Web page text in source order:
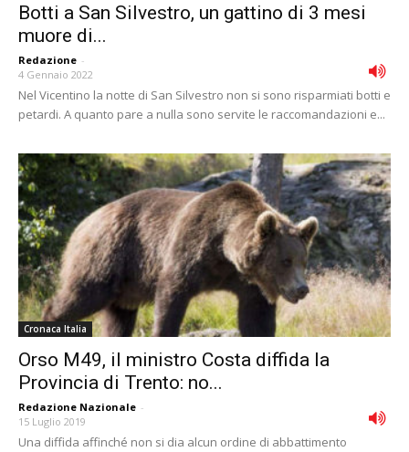
Botti a San Silvestro, un gattino di 3 mesi
muore di...
Redazione -
4 Gennaio 2022
Nel Vicentino la notte di San Silvestro non si sono risparmiati botti e
petardi. A quanto pare a nulla sono servite le raccomandazioni e...
Cronaca Italia
Orso M49, il ministro Costa diffida la
Provincia di Trento: no...
Redazione Nazionale -
15 Luglio 2019
Una diffida affinché non si dia alcun ordine di abbattimento